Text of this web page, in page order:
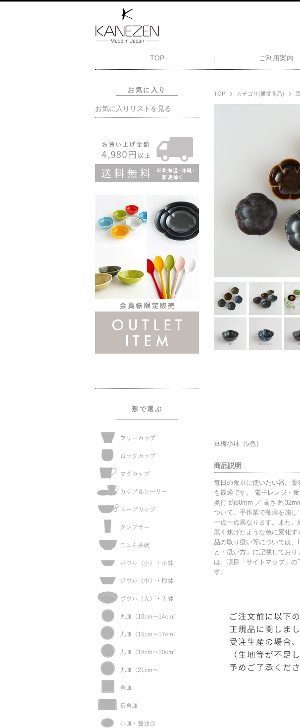
TOP ご利用案内
TOP カテゴリ(通常商品)
豆梅小鉢（5色）
商品説明
毎日の食卓に使いたい器。
も最適です。 電子レンジ・
奥行 約80mm ／ 高さ 約
ついて、手作業で釉薬を施
一点一点異なります。また
黒く焦げたような色に変化
品の取り扱い等については、
と・扱い方」に記載してお
は、項目「サイトマップ」の
す。
お気に入り
お気に入りリストを見る
形で選ぶ